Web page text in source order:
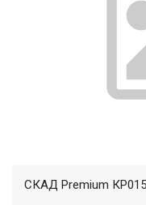
СКАД Premium КР015